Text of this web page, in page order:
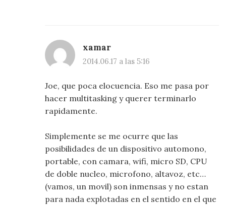
xamar
2014.06.17 a las 5:16
Joe, que poca elocuencia. Eso me pasa por
hacer multitasking y querer terminarlo
rapidamente.
Simplemente se me ocurre que las
posibilidades de un dispositivo automono,
portable, con camara, wifi, micro SD, CPU
de doble nucleo, microfono, altavoz, etc…
(vamos, un movil) son inmensas y no estan
para nada explotadas en el sentido en el que